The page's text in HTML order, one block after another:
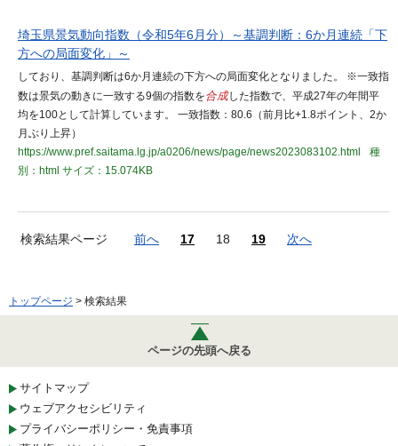
埼玉県景気動向指数（令和5年6月分）～基調判断：6か月連続「下
方への局面変化」～
しており、基調判断は6か月連続の下方への局面変化となりました。 ※一致指
数は景気の動きに一致する9個の指数を合成した指数で、平成27年の年間平
均を100として計算しています。 一致指数：80.6（前月比+1.8ポイント、2か
月ぶり上昇）
https://www.pref.saitama.lg.jp/a0206/news/page/news2023083102.html
種
別：html サイズ：15.074KB
検索結果ページ 前へ 17 18 19 次へ
トップページ > 検索結果
ページの先頭へ戻る
サイトマップ
ウェブアクセシビリティ
プライバシーポリシー・免責事項